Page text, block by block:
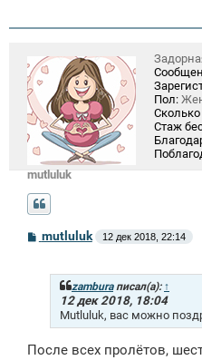
mutluluk
Пол:
Стаж
Сmutluluk 12 дек 2018, 22:14
zamburaписал(а): ↑
12 дек 2018, 18:04
Mutluluk, вас можно
После всех пролётов,